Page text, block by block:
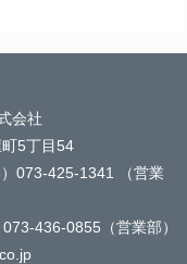
会社
5丁目54
073-425-1341 （営業
436-0855（営業部）